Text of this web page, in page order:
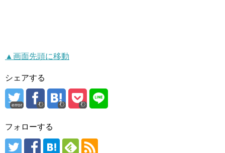
▲画面先頭に移動
シェアする
error
フォローする